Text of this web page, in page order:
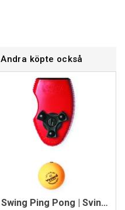
Andra köpte också
Swing Ping Pong | Svingande Pingisboll